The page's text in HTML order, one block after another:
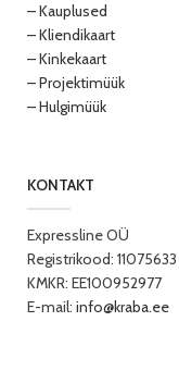
– Kauplused
– Kliendikaart
– Kinkekaart
– Projektimüük
– Hulgimüük
KONTAKT
Expressline OÜ
Registrikood: 11075633
KMKR: EE100952977
E-mail: info@kraba.ee